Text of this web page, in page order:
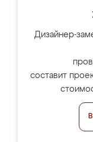
Дизайнер-
составит